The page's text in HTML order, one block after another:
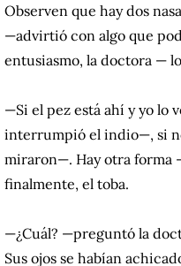
Observen que hay dos
—advirtió con algo que
entusiasmo, la doctora —
—Si el pez está ahí y yo lo
interrumpió el indio—, si
miraron—. Hay otra forma
finalmente, el toba.
—¿Cuál? —preguntó la
Sus ojos se habían